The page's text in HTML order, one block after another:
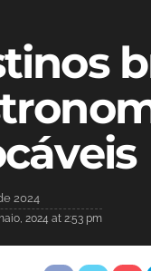
2024
2024 at 2:53 pm